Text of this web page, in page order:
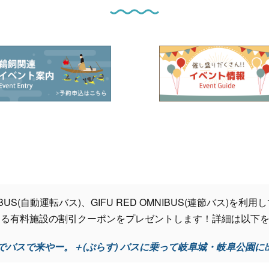
自動運転バス)、GIFU RED OMNIBUS(連節バス)を利用
有料施設の割引クーポンをプレゼントします！詳細は以下
バスで来やー。＋(ぷらす) バスに乗って岐阜城・岐阜公園に